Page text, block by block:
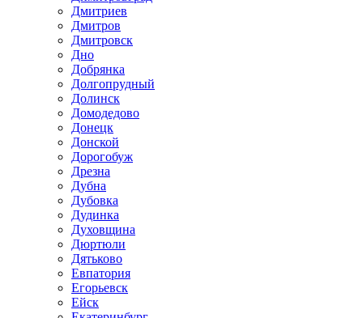
Дмитриев
Дмитров
Дмитровск
Дно
Добрянка
Долгопрудный
Долинск
Домодедово
Донецк
Донской
Дорогобуж
Дрезна
Дубна
Дубовка
Дудинка
Духовщина
Дюртюли
Дятьково
Евпатория
Егорьевск
Ейск